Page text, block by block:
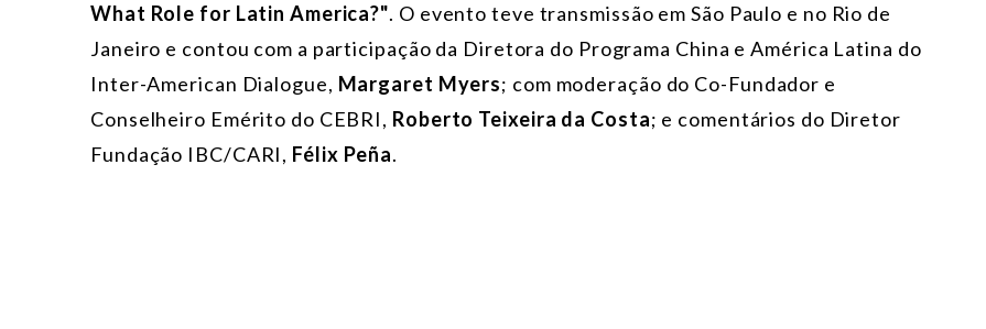
What Role for Latin America?". O evento teve transmissão em São Paulo e no Rio de
Janeiro e contou com a participação da Diretora do Programa China e América Latina do
Inter-American Dialogue, Margaret Myers; com moderação do Co-Fundador e
Conselheiro Emérito do CEBRI, Roberto Teixeira da Costa; e comentários do Diretor
Fundação IBC/CARI, Félix Peña.